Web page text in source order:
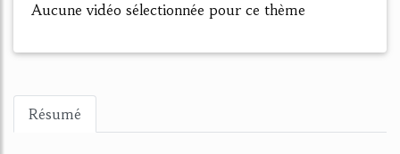
Aucune vidéo sélectionnée pour ce thème
Résumé